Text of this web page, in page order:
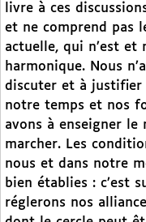
livre à ces
et ne comprend pas
actuelle, qui n’est et
harmonique. Nous
discuter et à justifier
notre temps et nos
avons à enseigner le
marcher. Les
nous et dans notre
bien établies : c’est
réglerons nos